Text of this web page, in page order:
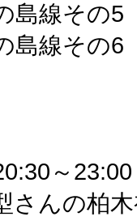
島線その
島線その
～23:00
さんの柏